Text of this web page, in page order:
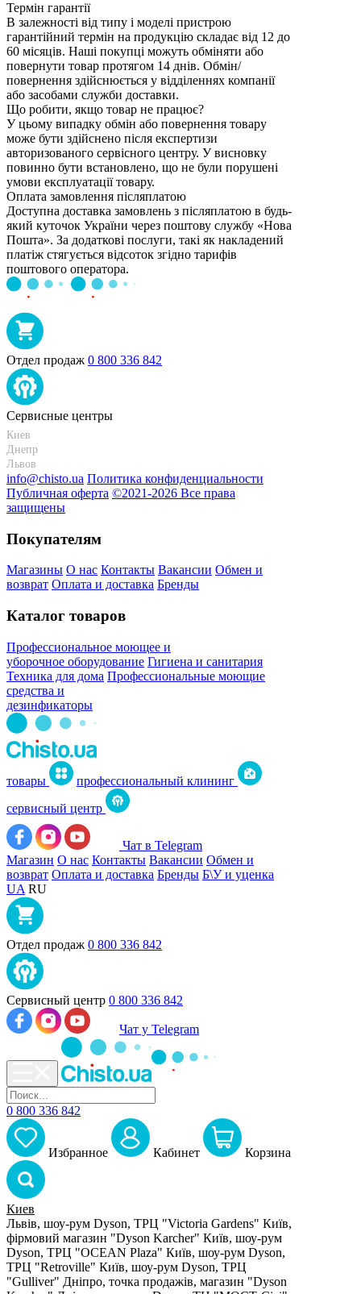
Термін гарантії
В залежності від типу і моделі пристрою
гарантійний термін на продукцію складає від 12 до
60 місяців. Наші покупці можуть обміняти або
повернути товар протягом 14 днів. Обмін/
повернення здійснюється у відділеннях компанії
або засобами служби доставки.
Що робити, якщо товар не працює?
У цьому випадку обмін або повернення товару
може бути здійснено після експертизи
авторизованого сервісного центру. У висновку
повинно бути встановлено, що не були порушені
умови експлуатації товару.
Оплата замовлення післяплатою
Доступна доставка замовлень з післяплатою в будь-
який куточок України через поштову службу «Нова
Пошта». За додаткові послуги, такі як накладений
платіж стягується відсоток згідно тарифів
поштового оператора.
Отдел продаж 0 800 336 842
Сервисные центры
Киев
Днепр
Львов
info@chisto.ua Политика конфиденциальности
Публичная оферта ©2021-2026 Все права
защищены
Покупателям
Магазины О нас Контакты Вакансии Обмен и
возврат Оплата и доставка Бренды
Каталог товаров
Профессиональное моющее и
уборочное оборудование Гигиена и санитария
Техника для дома Профессиональные моющие
средства и
дезинфикаторы
товары
профессиональный клининг
сервисный центр
Чат в Telegram
Магазин О нас Контакты Вакансии Обмен и
возврат Оплата и доставка Бренды Б\У и уценка
UA RU
Отдел продаж 0 800 336 842
Сервисный центр 0 800 336 842
Чат у Telegram
0 800 336 842
Избранное Кабинет Корзина
Киев
Львів, шоу-рум Dyson, ТРЦ "Victoria Gardens" Київ,
фірмовий магазин "Dyson Karcher" Київ, шоу-рум
Dyson, ТРЦ "OCEAN Plaza" Київ, шоу-рум Dyson,
ТРЦ "Retroville" Київ, шоу-рум Dyson, ТРЦ
"Gulliver" Дніпро, точка продажів, магазин "Dyson